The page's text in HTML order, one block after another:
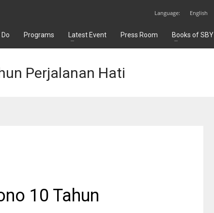
Language: English
Programs Latest Event Press Room Books of SBY
Perjalanan Hati
10 Tahun